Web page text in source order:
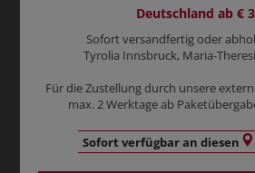
Deutschland ab €
Sofort versandfertig oder
Tyrolia Innsbruck, Maria-
Für die Zustellung durch unsere
max. 2 Werktage ab
Sofort verfügbar an diesen